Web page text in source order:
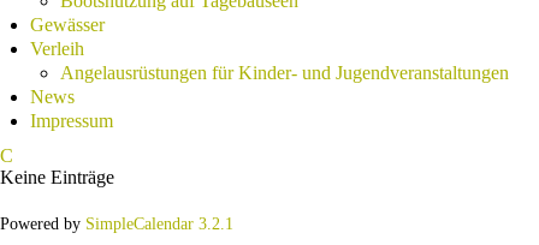
Gewässer
Verleih
Angelausrüstungen für Kinder- und Jugendveranstaltungen
News
Impressum
Keine Einträge
Powered by SimpleCalendar 3.2.1